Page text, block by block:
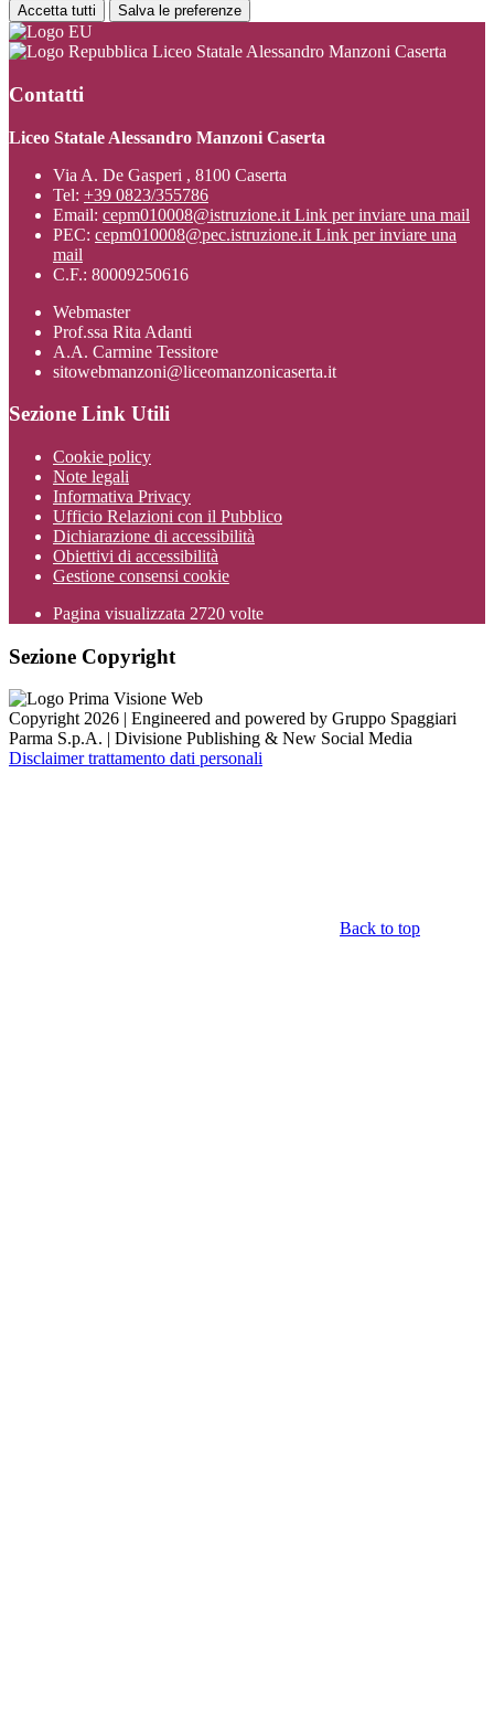
Accetta tutti Salva le preferenze
Liceo Statale Alessandro Manzoni Caserta
Contatti
Liceo Statale Alessandro Manzoni Caserta
Via A. De Gasperi , 8100 Caserta
Tel: +39 0823/355786
Email: cepm010008@istruzione.it Link per inviare una mail
PEC: cepm010008@pec.istruzione.it Link per inviare una
mail
C.F.: 80009250616
Webmaster
Prof.ssa Rita Adanti
A.A. Carmine Tessitore
sitowebmanzoni@liceomanzonicaserta.it
Sezione Link Utili
Cookie policy
Note legali
Informativa Privacy
Ufficio Relazioni con il Pubblico
Dichiarazione di accessibilità
Obiettivi di accessibilità
Gestione consensi cookie
Pagina visualizzata 2720 volte
Sezione Copyright
Copyright 2026 | Engineered and powered by Gruppo Spaggiari
Parma S.p.A. | Divisione Publishing & New Social Media
Disclaimer trattamento dati personali
Back to top